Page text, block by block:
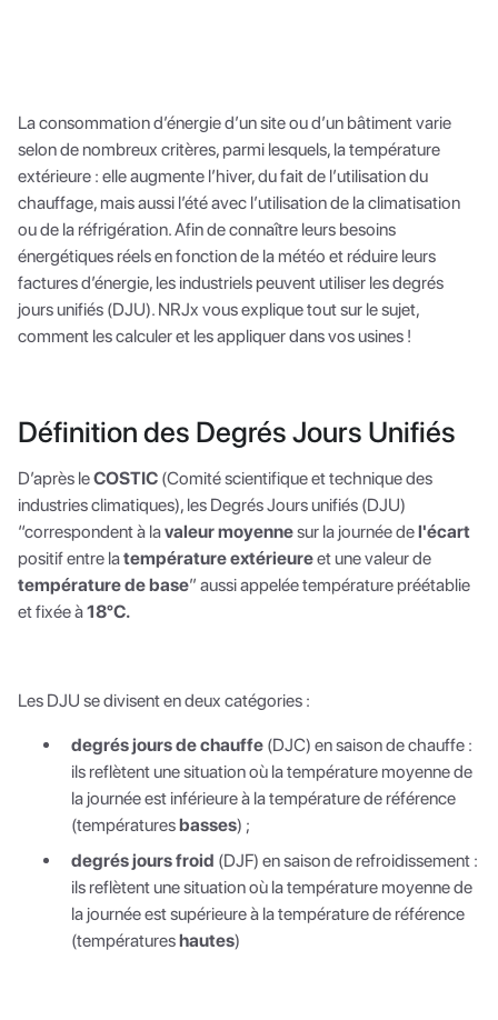
La consommation d’énergie d’un site ou d’un bâtiment varie
selon de nombreux critères, parmi lesquels, la température
extérieure : elle augmente l’hiver, du fait de l’utilisation du
chauffage, mais aussi l’été avec l’utilisation de la climatisation
ou de la réfrigération. Afin de connaître leurs besoins
énergétiques réels en fonction de la météo et réduire leurs
factures d’énergie, les industriels peuvent utiliser les degrés
jours unifiés (DJU). NRJx vous explique tout sur le sujet,
comment les calculer et les appliquer dans vos usines !
Définition des Degrés Jours Unifiés
D’après leCOSTIC (Comité scientifique et technique des
industries climatiques), les Degrés Jours unifiés (DJU)
“correspondent à lavaleur moyennesur la journée del'écart
positif entre latempérature extérieureet une valeur de
température de base” aussi appelée température préétablie
et fixée à18°C.
Les DJU se divisent en deux catégories :
degrés jours de chauffe (DJC) en saison de chauffe :
ils reflètent une situation où la température moyenne de
la journée est inférieure à la température de référence
(températuresbasses) ;
degrés jours froid (DJF) en saison de refroidissement :
ils reflètent une situation où la température moyenne de
la journée est supérieure à la température de référence
(températureshautes)